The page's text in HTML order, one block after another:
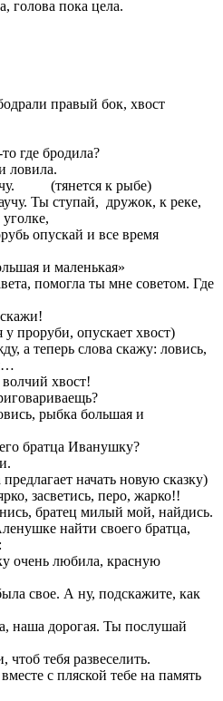
пока цела.
правый бок, хвост
бродила?
(тянется к рыбе)
ступай, дружок, к реке,
и все время
и маленькая»
помогла ты мне советом. Где
опускает хвост)
слова скажу: ловись,
хвост!
рыбка большая и
братца Иванушку?
начать новую сказку)
засветись, перо, жарко!!
милый мой, найдись.
найти своего братца,
любила, красную
А ну, подскажите, как
дорогая. Ты послушай
развеселить.
пляской тебе на память